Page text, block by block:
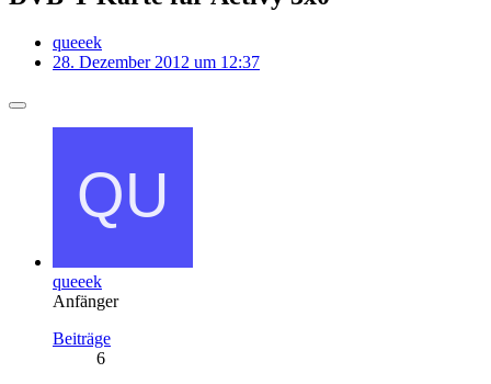
queeek
28. Dezember 2012 um 12:37
queeek
Anfänger
Beiträge
6